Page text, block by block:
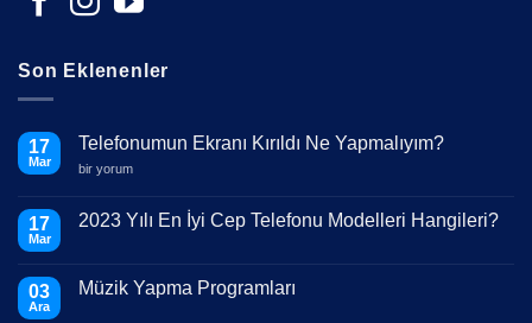
Son Eklenenler
17
Mar
Telefonumun Ekranı Kırıldı Ne Yapmalıyım?
Telefonumun
Ne
Yapmalıyım?
bir yorum
17
Mar
2023 Yılı En İyi Cep Telefonu Modelleri Hangileri?
Yılı
03
Ara
Müzik Yapma Programları